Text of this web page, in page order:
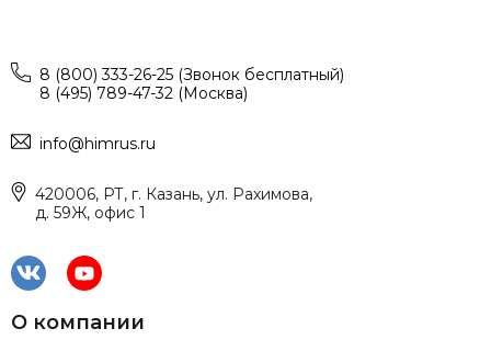
8 (800) 333-26-25 (Звонок бесплатный)
8 (495) 789-47-32 (Москва)
info@himrus.ru
420006, РТ, г. Казань, ул. Рахимова,
д. 59Ж, офис 1
О компании